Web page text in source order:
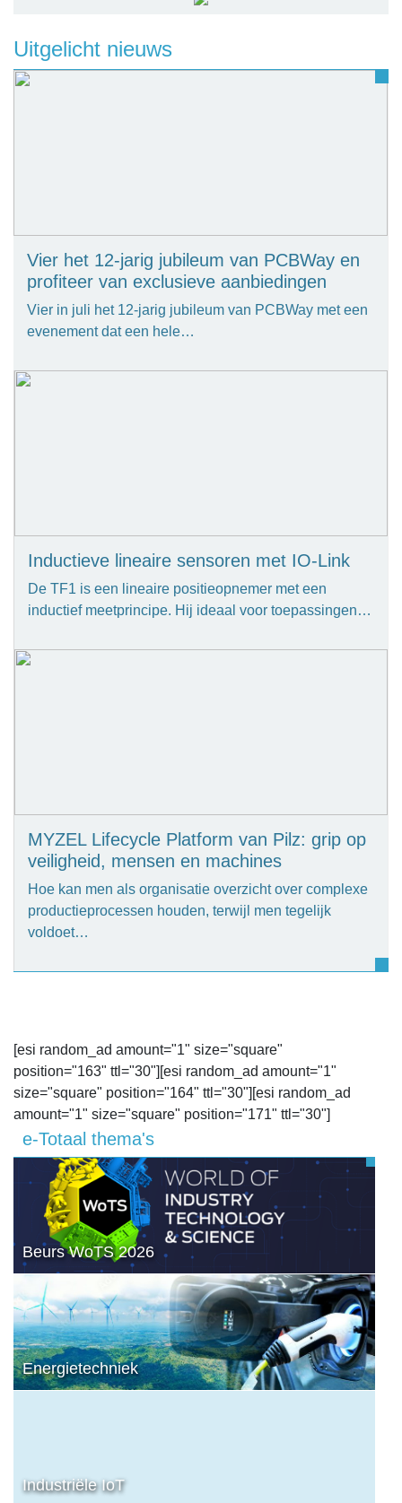
Uitgelicht nieuws
Vier het 12-jarig jubileum van PCBWay en
profiteer van exclusieve aanbiedingen
Vier in juli het 12-jarig jubileum van PCBWay met een
evenement dat een hele…
Inductieve lineaire sensoren met IO-Link
De TF1 is een lineaire positieopnemer met een
inductief meetprincipe. Hij ideaal voor toepassingen…
MYZEL Lifecycle Platform van Pilz: grip op
veiligheid, mensen en machines
Hoe kan men als organisatie overzicht over complexe
productieprocessen houden, terwijl men tegelijk
voldoet…
[esi random_ad amount="1" size="square"
position="163" ttl="30"][esi random_ad amount="1"
size="square" position="164" ttl="30"][esi random_ad
amount="1" size="square" position="171" ttl="30"]
e-Totaal thema's
Beurs WoTS 2026
Energietechniek
Industriële IoT